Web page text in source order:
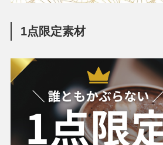
1点限定素材